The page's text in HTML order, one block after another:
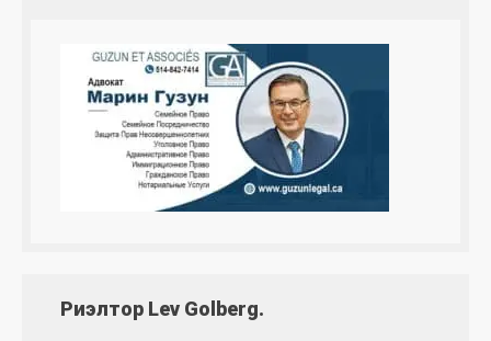
Риэлтор Lev Golberg.